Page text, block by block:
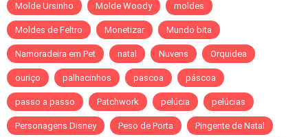
Molde Ursinho Molde Woody moldes
Moldes de Feltro Monetizar Mundo bita
Namoradeira em Pet natal Nuvens Orquidea
ouriço palhacinhos pascoa páscoa
passo a passo Patchwork pelúcia pelúcias
Personagens Disney Peso de Porta Pingente de Natal